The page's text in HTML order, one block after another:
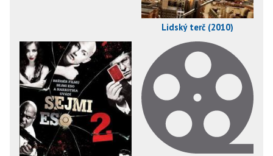
Lidský terč (2010)